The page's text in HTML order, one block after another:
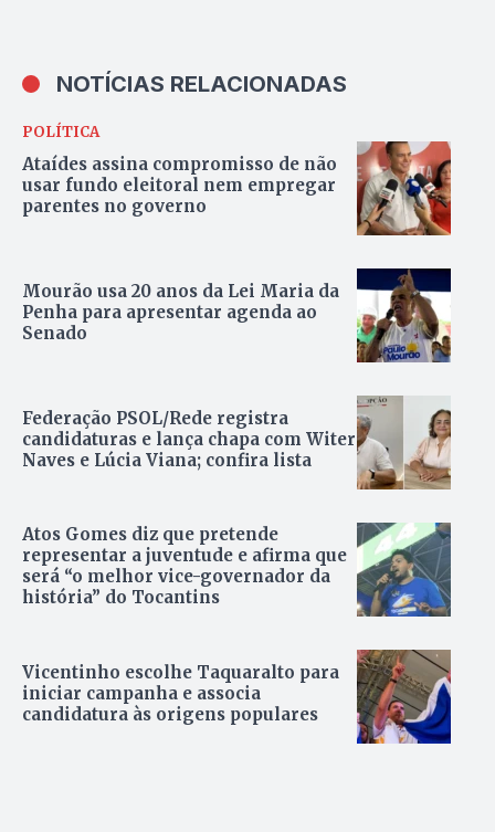
NOTÍCIAS RELACIONADAS
POLÍTICA
Ataídes assina compromisso de não
usar fundo eleitoral nem empregar
parentes no governo
Mourão usa 20 anos da Lei Maria da
Penha para apresentar agenda ao
Senado
Federação PSOL/Rede registra
candidaturas e lança chapa com Witer
Naves e Lúcia Viana; confira lista
Atos Gomes diz que pretende
representar a juventude e afirma que
será “o melhor vice-governador da
história” do Tocantins
Vicentinho escolhe Taquaralto para
iniciar campanha e associa
candidatura às origens populares